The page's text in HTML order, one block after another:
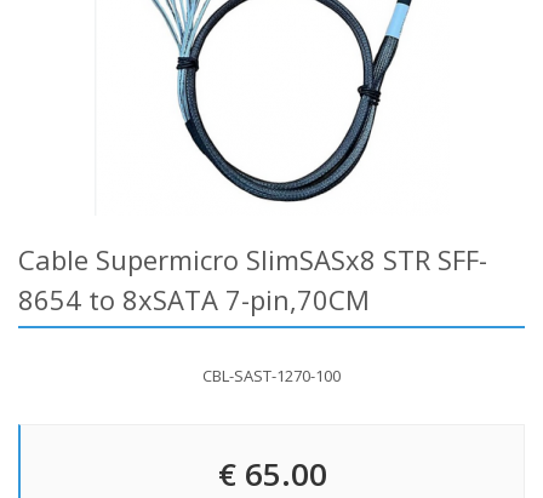
Cable Supermicro SlimSASx8 STR SFF-
8654 to 8xSATA 7-pin,70CM
CBL-SAST-1270-100
€ 65.00